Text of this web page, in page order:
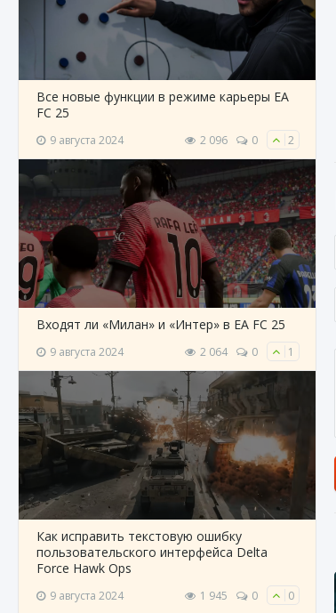
Все новые функции в режиме карьеры EA
FC 25
9 августа 2024 2 096 0 2
Входят ли «Милан» и «Интер» в EA FC 25
9 августа 2024 2 064 0 1
Как исправить текстовую ошибку
пользовательского интерфейса Delta
Force Hawk Ops
9 августа 2024 1 945 0 0